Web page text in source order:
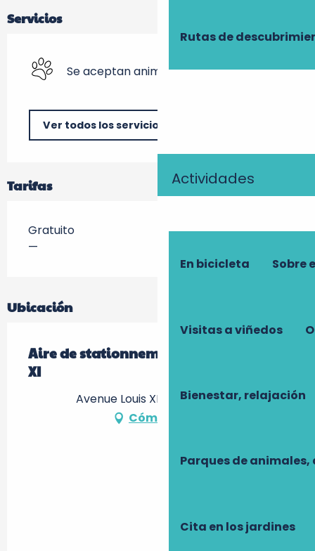
Rutas de
Actividades
En bicicleta Sobre
Visitas a viñedos
Bienestar, relajación
Parques de
Cita en los jardines
Servicios
Se aceptan animales
Ver todos los servicios
Tarifas
Gratuito
—
Ubicación
Aire de stationnement - Avenue Louis
XI
Avenue Louis XI, 37600 Loches
Cómo llegar